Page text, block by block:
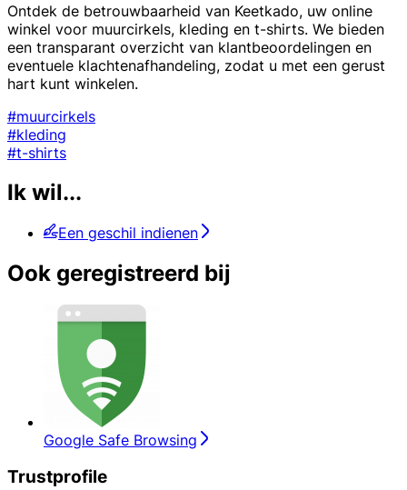
Ontdek de betrouwbaarheid van Keetkado, uw online
winkel voor muurcirkels, kleding en t-shirts. We bieden
een transparant overzicht van klantbeoordelingen en
eventuele klachtenafhandeling, zodat u met een gerust
hart kunt winkelen.
#muurcirkels
#kleding
#t-shirts
Ik wil...
Een geschil indienen
Ook geregistreerd bij
Google Safe Browsing
Trustprofile